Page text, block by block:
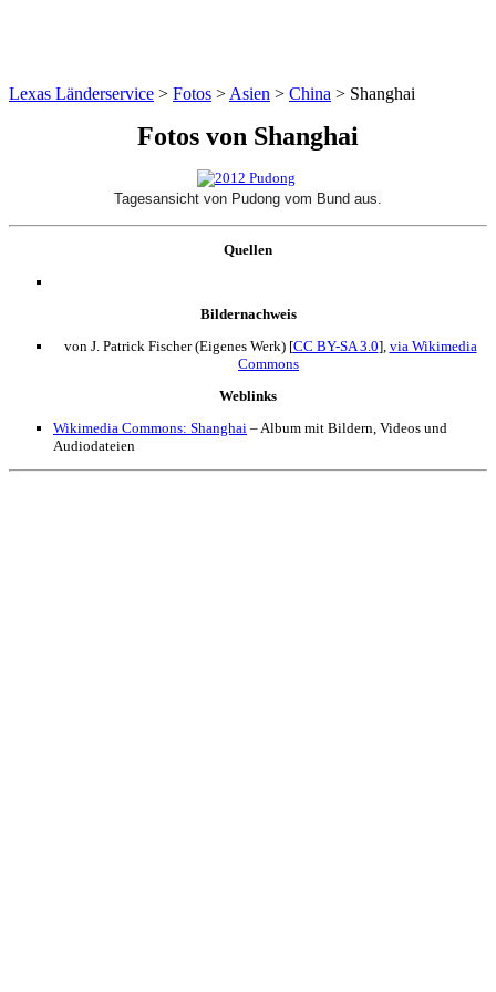
Lexas Länderservice > Fotos > Asien > China > Shanghai
Fotos von Shanghai
Tagesansicht von Pudong vom Bund aus.
Quellen
Bildernachweis
von J. Patrick Fischer (Eigenes Werk) [CC BY-SA 3.0], via Wikimedia
Commons
Weblinks
Wikimedia Commons: Shanghai – Album mit Bildern, Videos und
Audiodateien